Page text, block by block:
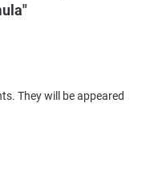
They will be appeared